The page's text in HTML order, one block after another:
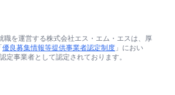
職を運営する株式会社エス・エム・エスは、厚
優良募集情報等提供事業者認定制度 」におい
定事業者として認定されております。